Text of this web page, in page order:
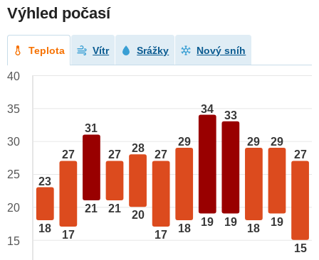
Výhled počasí
Teplota Vítr Srážky Nový sníh
23
18
27
17
31
21
27
21
28
20
27
17
29
18
34
19
33
19
29
18
29
19
27
15
40
35
30
25
20
15